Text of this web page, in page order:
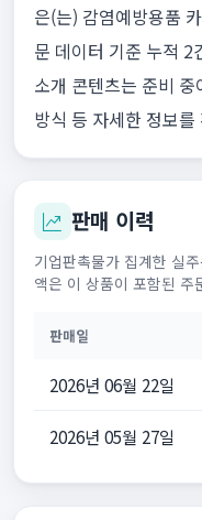
은(는) 감염예방용품
문 데이터 기준 누적 2
소개 콘텐츠는 준비 중
방식 등 자세한 정보
판매 이력
기업판촉물가 집계한 실
액은 이 상품이 포함된 주
판매일
2026년 06월 22일
2026년 05월 27일